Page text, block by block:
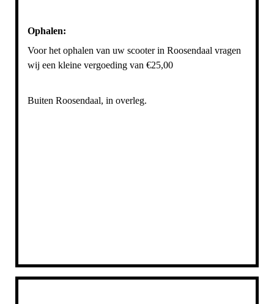
Ophalen:
Voor het ophalen van uw scooter in Roosendaal vragen
wij een kleine vergoeding van €25,00
Buiten Roosendaal, in overleg.